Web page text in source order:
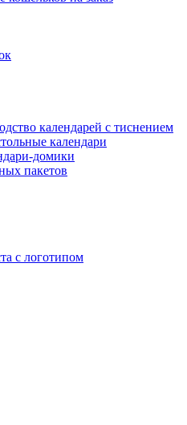
календарей с тиснением
календари
домики
пакетов
с логотипом